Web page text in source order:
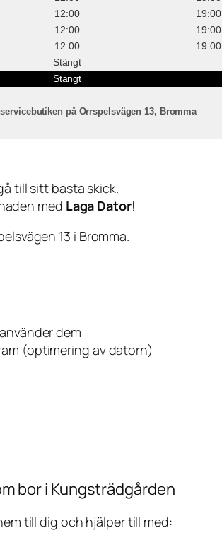
12:00
19:00
12:00
19:00
12:00
19:00
Stängt
Stängt
på Orrspelsvägen 13, Bromma
till sitt bästa skick.
med Laga Dator!
13 i Bromma.
dem
(optimering av datorn)
bor i Kungsträdgården
till dig och hjälper till med: